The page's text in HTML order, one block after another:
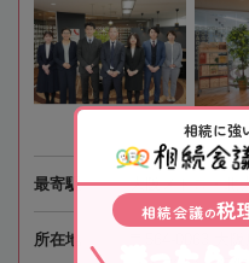
最寄駅 大阪メトロ・北
所在地
〒564-0063 大
相続に強
相続会議の税